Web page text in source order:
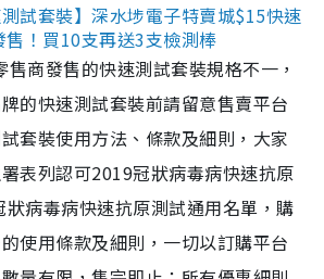
試套裝】深水埗電子特賣城$15快速
！買10支再送3支檢測棒
商發售的快速測試套裝規格不一，
的快速測試套裝前請留意售賣平台
套裝使用方法、條款及細則，大家
表列認可2019冠狀病毒病快速抗原
病毒病快速抗原測試通用名單，購
使用條款及細則，一切以訂購平台